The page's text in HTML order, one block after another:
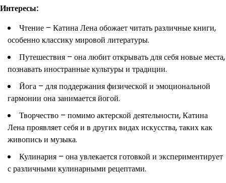
Интересы:
Чтение – Катина Лена обожает читать различные книги,
особенно классику мировой литературы.
Путешествия – она любит открывать для себя новые места,
познавать иностранные культуры и традиции.
Йога – для поддержания физической и эмоциональной
гармонии она занимается йогой.
Творчество – помимо актерской деятельности, Катина
Лена проявляет себя и в других видах искусства, таких как
живопись и музыка.
Кулинария – она увлекается готовкой и экспериментирует
с различными кулинарными рецептами.